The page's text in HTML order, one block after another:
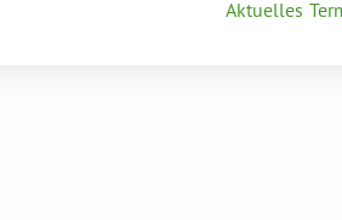
Aktuelles